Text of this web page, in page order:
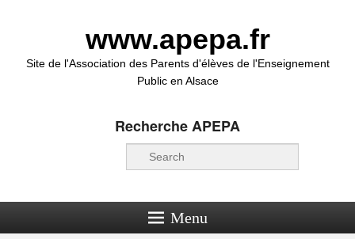
www.apepa.fr
Site de l'Association des Parents d'élèves de l'Enseignement
Public en Alsace
Recherche APEPA
Recherche
Menu